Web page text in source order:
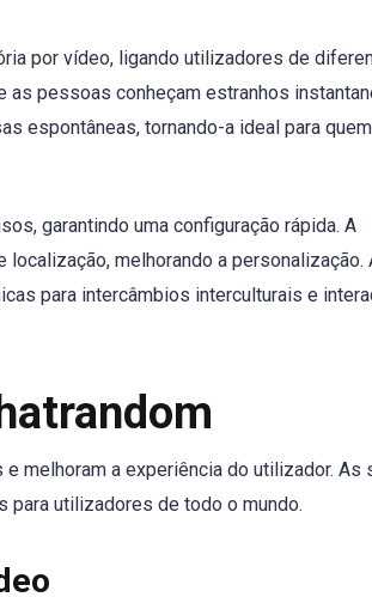
por vídeo, ligando utilizadores de
pessoas conheçam estranhos
espontâneas, tornando-a ideal para
garantindo uma configuração rápida. A
melhorando a personalização.
para intercâmbios interculturais e
melhoram a experiência do utilizador. As
para utilizadores de todo o mundo.